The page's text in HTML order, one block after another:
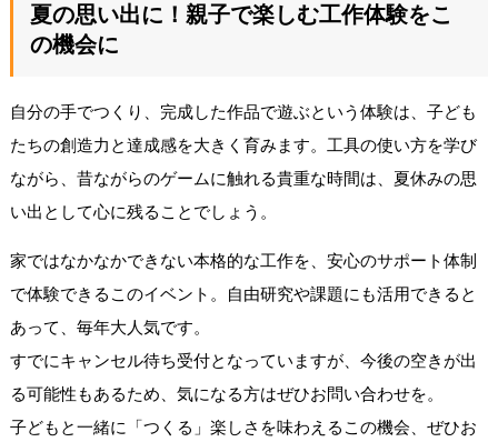
夏の思い出に！親子で楽しむ工作体験をこ
の機会に
自分の手でつくり、完成した作品で遊ぶという体験は、子ども
たちの創造力と達成感を大きく育みます。工具の使い方を学び
ながら、昔ながらのゲームに触れる貴重な時間は、夏休みの思
い出として心に残ることでしょう。
家ではなかなかできない本格的な工作を、安心のサポート体制
で体験できるこのイベント。自由研究や課題にも活用できると
あって、毎年大人気です。
すでにキャンセル待ち受付となっていますが、今後の空きが出
る可能性もあるため、気になる方はぜひお問い合わせを。
子どもと一緒に「つくる」楽しさを味わえるこの機会、ぜひお